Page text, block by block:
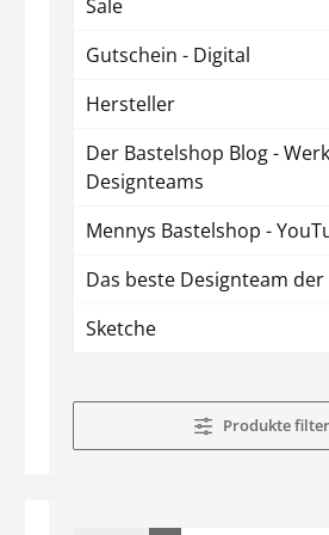
Sale
Gutschein - Digital
Hersteller
Der Bastelshop Blog -
Designteams
Mennys Bastelshop -
Das beste Designteam
Sketche
Produkte